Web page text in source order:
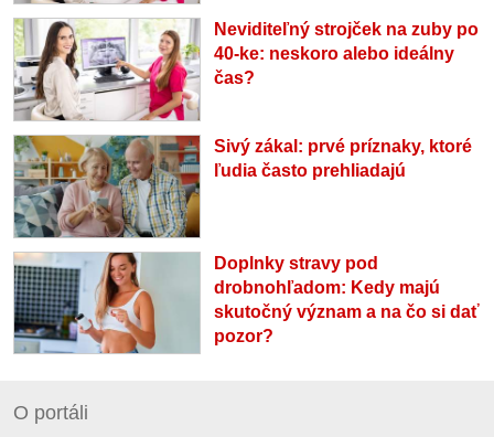
Neviditeľný strojček na zuby po
40-ke: neskoro alebo ideálny
čas?
Sivý zákal: prvé príznaky, ktoré
ľudia často prehliadajú
Doplnky stravy pod
drobnohľadom: Kedy majú
skutočný význam a na čo si dať
pozor?
O portáli